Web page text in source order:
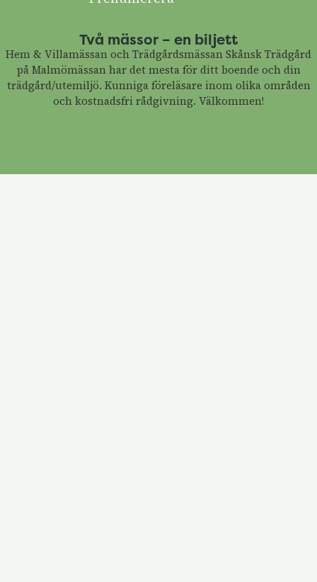
Två mässor – en biljett
Hem & Villamässan och Trädgårdsmässan Skånsk Trädgård
på Malmömässan har det mesta för ditt boende och din
trädgård/utemiljö. Kunniga föreläsare inom olika områden
och kostnadsfri rådgivning. Välkommen!